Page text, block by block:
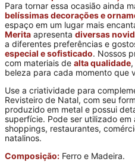
Para tornar essa ocasião ainda
belíssimas decorações e
espaço em um lugar mais
Merita apresenta diversas
a diferentes preferências e
especial e sofisticado. Nossos
com materiais de alta qualidade
beleza para cada momento que
Use a criatividade para
Revisteiro de Natal, com seu
produzido em metal e possui
superfície. Pode ser utilizado em
shoppings, restaurantes,
natalinos.
Composição: Ferro e Madeira.